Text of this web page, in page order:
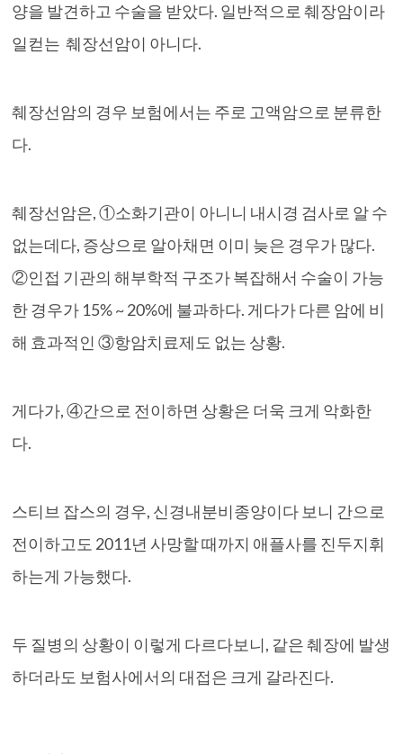
양을 발견하고 수술을 받았다. 일반적으로 췌장암이라
일컫는 췌장선암이 아니다.
췌장선암의 경우 보험에서는 주로 고액암으로 분류한
다.
췌장선암은, ①소화기관이 아니니 내시경 검사로 알 수
없는데다, 증상으로 알아채면 이미 늦은 경우가 많다.
②인접 기관의 해부학적 구조가 복잡해서 수술이 가능
한 경우가 15% ~ 20%에 불과하다. 게다가 다른 암에 비
해 효과적인 ③항암치료제도 없는 상황.
게다가, ④간으로 전이하면 상황은 더욱 크게 악화한
다.
스티브 잡스의 경우, 신경내분비종양이다 보니 간으로
전이하고도 2011년 사망할 때까지 애플사를 진두지휘
하는게 가능했다.
두 질병의 상황이 이렇게 다르다보니, 같은 췌장에 발생
하더라도 보험사에서의 대접은 크게 갈라진다.